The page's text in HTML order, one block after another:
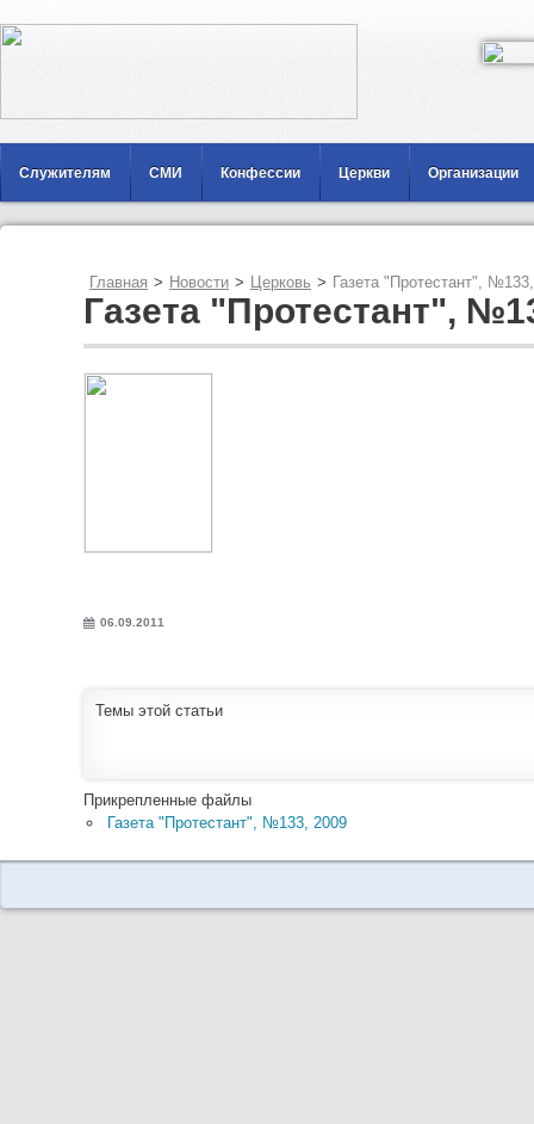
Служителям СМИ Конфессии Церкви Организации
Главная > Новости > Церковь > Газета "Протестант",
Газета "Протестант",
06.09.2011
Темы этой статьи
Прикрепленные файлы
Газета "Протестант", №133, 2009